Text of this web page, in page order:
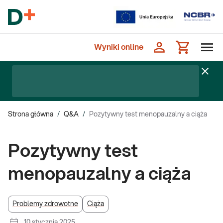
Wyniki online
Strona główna / Q&A / Pozytywny test menopauzalny a ciąża
Pozytywny test
menopauzalny a ciąża
Problemy zdrowotne Ciąża